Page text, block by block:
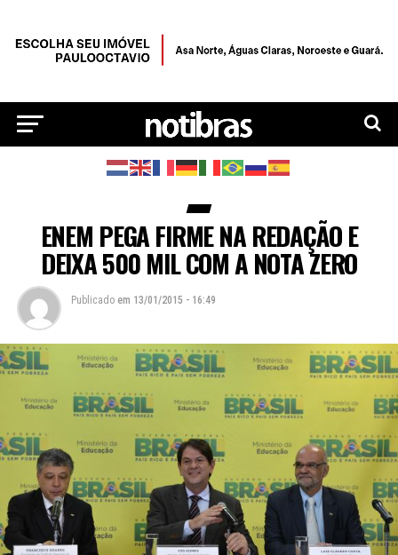
ENEM PEGA FIRME NA REDAÇÃO E
DEIXA 500 MIL COM A NOTA ZERO
Publicado em 13/01/2015 - 16:49